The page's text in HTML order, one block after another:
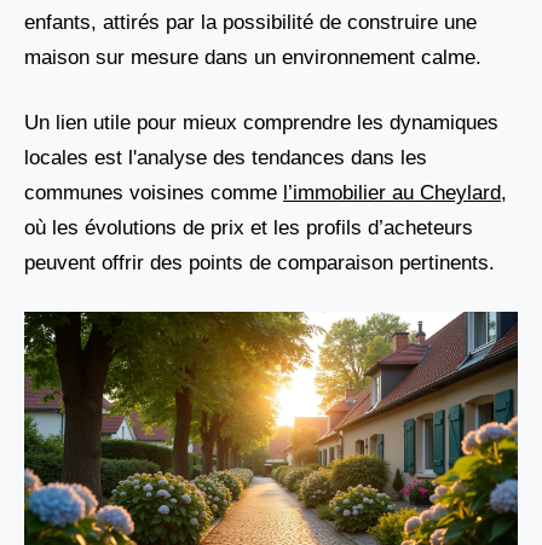
enfants, attirés par la possibilité de construire une
maison sur mesure dans un environnement calme.
Un lien utile pour mieux comprendre les dynamiques
locales est l'analyse des tendances dans les
communes voisines comme l’immobilier au Cheylard,
où les évolutions de prix et les profils d’acheteurs
peuvent offrir des points de comparaison pertinents.